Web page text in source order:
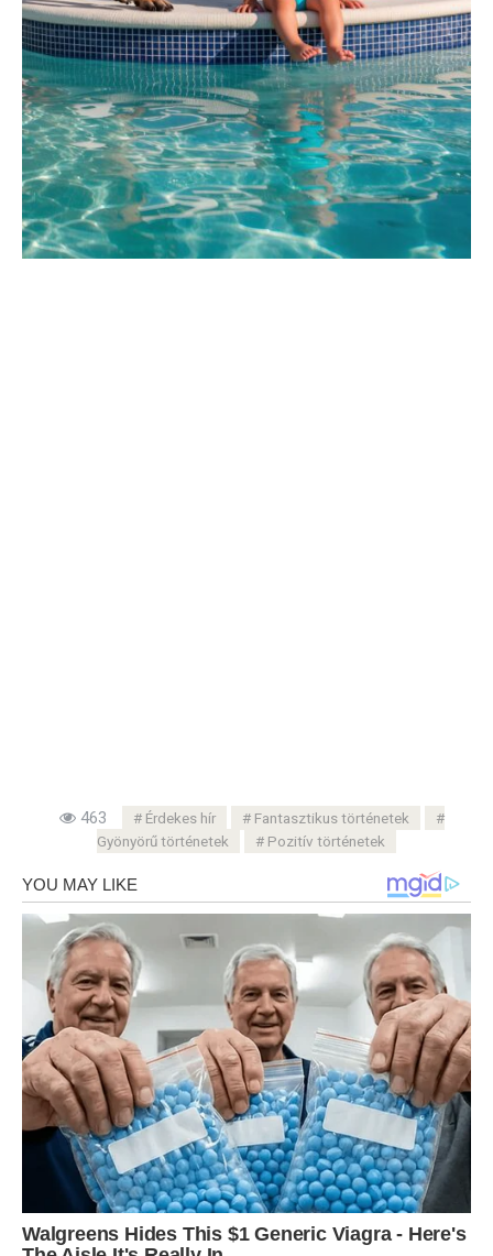
463 Érdekes hír
Fantasztikus történetek
Gyönyörű történetek
Pozitív történetek